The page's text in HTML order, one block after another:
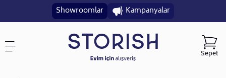
Showroomlar Kampanyalar
Sepet